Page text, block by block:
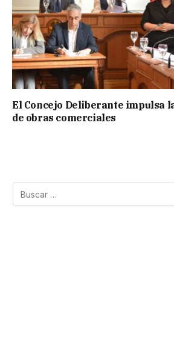
El Concejo Deliberante impulsa
de obras comerciales